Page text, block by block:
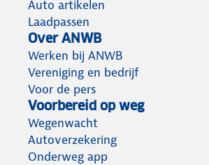
Auto artikelen
Laadpassen
Over ANWB
Werken bij ANWB
Vereniging en bedrijf
Voor de pers
Voorbereid op weg
Wegenwacht
Autoverzekering
Onderweg app